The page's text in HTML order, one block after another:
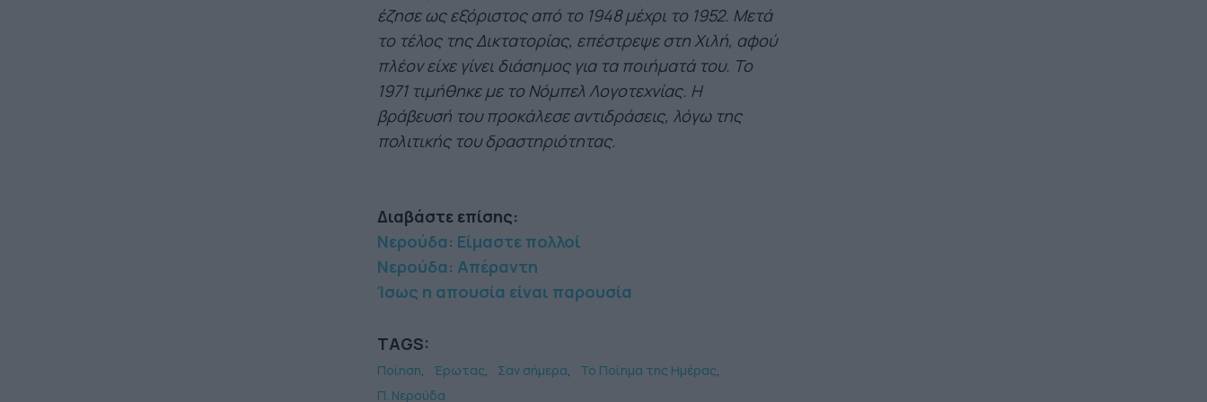
έζησε ως εξόριστος από το 1948 μέχρι το 1952. Μετά
το τέλος της Δικτατορίας, επέστρεψε στη Χιλή, αφού
πλέον είχε γίνει διάσημος για τα ποιήματά του. Το
1971 τιμήθηκε με το Νόμπελ Λογοτεχνίας. Η
βράβευσή του προκάλεσε αντιδράσεις, λόγω της
πολιτικής του δραστηριότητας.
Διαβάστε επίσης:
Νερούδα: Είμαστε πολλοί
Νερούδα: Απέραντη
Ίσως η απουσία είναι παρουσία
TAGS:
Ποίηση Έρωτας Σαν σήμερα
Το Ποίημα της Ημέρας
Π. Νερούδα